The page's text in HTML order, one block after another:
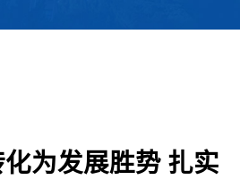
为发展胜势 扎实